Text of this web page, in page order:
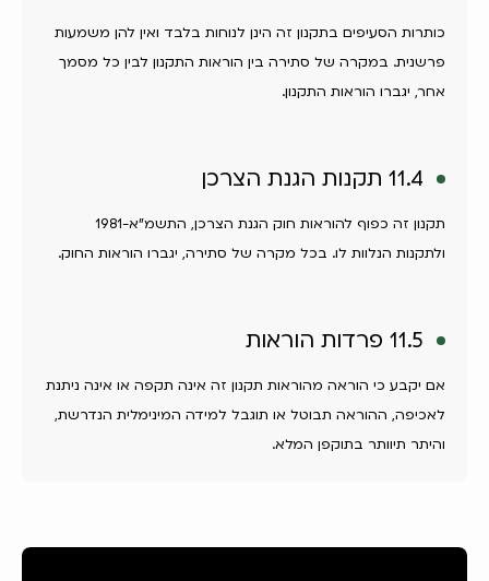
כותרות הסעיפים בתקנון זה הינן לנוחות בלבד ואין להן משמעות
פרשנית. במקרה של סתירה בין הוראות התקנון לבין כל מסמך
אחר, יגברו הוראות התקנון.
11.4 תקנות הגנת הצרכן
תקנון זה כפוף להוראות חוק הגנת הצרכן, התשמ"א-1981
ולתקנות הנלוות לו. בכל מקרה של סתירה, יגברו הוראות החוק.
11.5 פרדות הוראות
אם יקבע כי הוראה מהוראות תקנון זה אינה תקפה או אינה ניתנת
לאכיפה, ההוראה תבוטל או תוגבל למידה המינימלית הנדרשת,
והיתר תיוותר בתוקפן המלא.